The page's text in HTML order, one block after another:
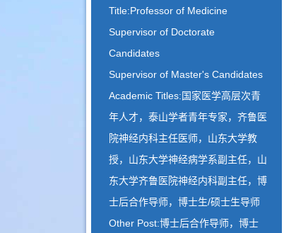
Title:Professor of Medicine
Supervisor of Doctorate
Candidates
Supervisor of Master's Candidates
Academic Titles:国家医学高层次青
年人才，泰山学者青年专家，齐鲁医
院神经内科主任医师，山东大学教
授，山东大学神经病学系副主任，山
东大学齐鲁医院神经内科副主任，博
士后合作导师，博士生/硕士生导师
Other Post:博士后合作导师，博士